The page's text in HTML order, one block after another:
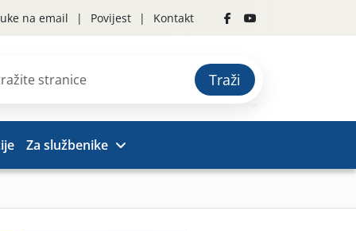
na email Povijest Kontakt
Traži
Za službenike